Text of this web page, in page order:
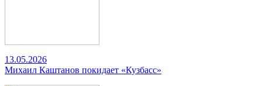
13.05.2026
Михаил Каштанов покидает «Кузбасс»